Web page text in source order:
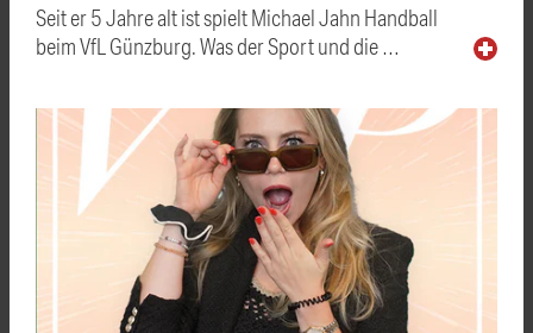
Seit er 5 Jahre alt ist spielt Michael Jahn Handball
beim VfL Günzburg. Was der Sport und die …